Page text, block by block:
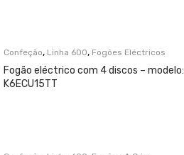
Confeção, Linha 600, Fogões Eléctricos
Fogão eléctrico com 4 discos – modelo:
K6ECU15TT